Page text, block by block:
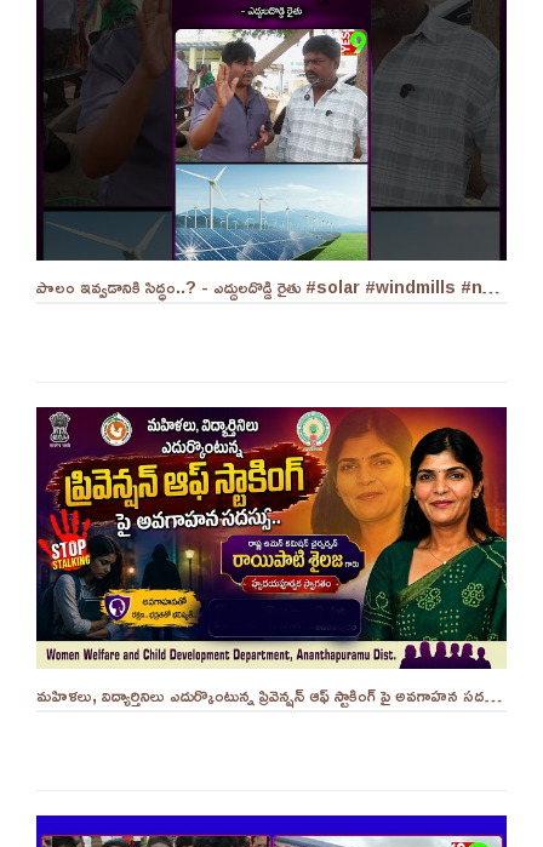
పొలం ఇవ్వడానికి సిద్ధం..? - ఎద్దులదొడ్డి రైతు #solar #windmills #naralokesh #solarenergy
మహిళలు, విద్యార్తినిలు ఎదుర్కొంటున్న ప్రివెన్షన్ ఆఫ్ స్టాకింగ్ పై అవగాహన సదస్సు.. - ||YES 9TV